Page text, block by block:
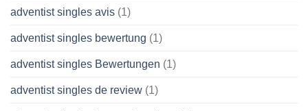
adventist singles avis (1)
adventist singles bewertung (1)
adventist singles Bewertungen (1)
adventist singles de review (1)